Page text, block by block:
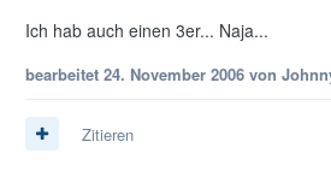
Ich hab auch einen 3er... Naja...
bearbeitet 24. November 2006 von
Zitieren